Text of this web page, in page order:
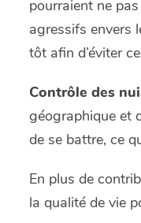
pourraient ne
agressifs envers
tôt afin d’éviter
Contrôle des
géographique et
de se battre, ce
En plus de
la qualité de vie